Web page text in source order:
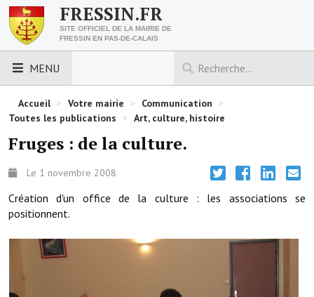
FRESSIN.FR
SITE OFFICIEL DE LA MAIRIE DE
FRESSIN EN PAS-DE-CALAIS
MENU
LES ESSENTIELS
Découvrez Fressin
Urbanisme
Nous contacter
Horaires de la mairie
Accueil > Votre mairie > Communication >
Toutes les publications > Art, culture, histoire
Fruges : de la culture.
Le 1 novembre 2008
Création d'un office de la culture : les associations se
positionnent.